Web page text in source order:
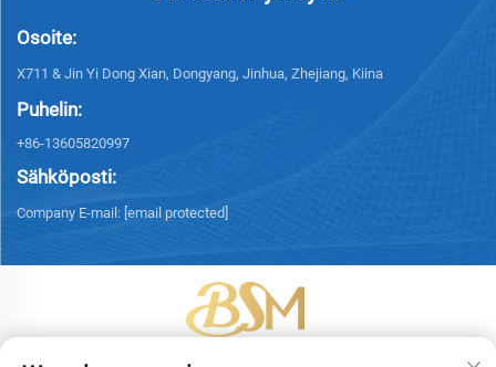
Osoite:
X711 & Jin Yi Dong Xian, Dongyang, Jinhua, Zhejiang, Kiina
Puhelin:
+86-13605820997
Sähköposti:
Company E-mail: [email protected]
Tekijänoikeus © 2026 Yiwu Bingsheng Packaging Technology Co., Ltd.